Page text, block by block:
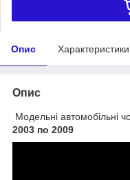
Опис Характеристики
Опис
Модельні автомобільні
2003 по 2009